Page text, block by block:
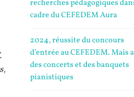
recherches pédagogiques
cadre du CEFEDEM Aura
2024, réussite du concours
d’entrée au CEFEDEM. Mais
des concerts et des banquets
pianistiques